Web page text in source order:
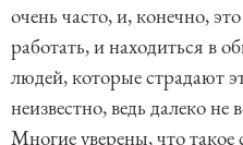
очень часто, и, конечно,
работать, и находиться в
людей, которые страдают
неизвестно, ведь далеко
Многие уверены, что